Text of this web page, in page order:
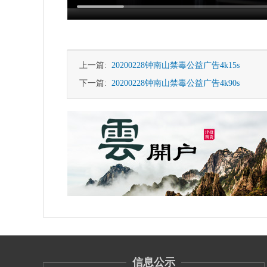
上一篇: 20200228钟南山禁毒公益广告4k15s
下一篇: 20200228钟南山禁毒公益广告4k90s
信息公示